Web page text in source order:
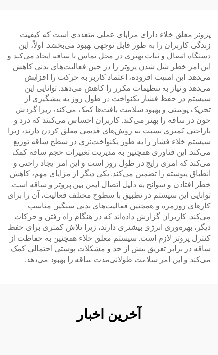
پروتز معلق خلاء دارای مزایای عملی متعددی است که کیفیت
زندگی کاربران را به طور قابل توجهی بهبود می‌بخشد. اولاً، این
دستگاه اتصال و ثبات بهتری در محل تماس با ساقه ایجاد می‌کند و
این امر خطر شل شدن پروتز را در حین فعالیت‌های بدنی کاهش
می‌دهد. این امنیت افزوده، اعتماد کاربر به حرکت را افزایش
می‌دهد و نیاز به تنظیمات مکرر را کاهش می‌دهد. توانایی این
سیستم در حفظ فشار یکنواخت در طول روز به پیشگیری از
تحریک پوستی و بهبود سلامت بافت‌ها کمک می‌کند، زیرا گردش
خون در ساقه را بهتر می‌کند. کاربران احساس می‌کنند که درد و
ناراحتی کمتری نسبت به روش‌های قدیمی معلق کردن دارند، زیرا
سیستم خلاء فشار را به طور یکنواخت‌تری در سطح ساقه توزیع
می‌کند. این فناوری همچنین به مدیریت تغییرات حجم ساقه کمک
می‌کند که امری رایج در طول روز است و این امر ایجاد راحتی و
انطباق پیوسته را تضمین می‌کند. یکی دیگر از مزایای مهم، کاهش
خطر افتادن و سوانح به دلیل اتصال ایمن بین پروتز و ساقه است.
توانایی این سیستم در تطبیق با سطوح مختلف فعالیت، آن را برای
کارهای روزمره و همچنین فعالیت‌های بدنی سنگین مناسب
می‌کند. کاربران گزارش داده‌اند که در هنگام راه رفتن و حرکات
دیگر، بهره‌وری انرژی بیشتری دارند، زیرا تلاش کمتری برای حفظ
کنترل پروتز لازم است. سیستم معلق خلاء همچنین به حفاظت از
ساقه در برابر تعریق بیش از حد و مشکلات پوستی احتمالی کمک
می‌کند و این امر سلامت طولانی‌مدت ساقه را بهبود می‌دهد.
آخرین اخبار